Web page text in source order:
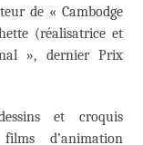
de « Cambodge
(réalisatrice et
», dernier Prix
et croquis
d’animation